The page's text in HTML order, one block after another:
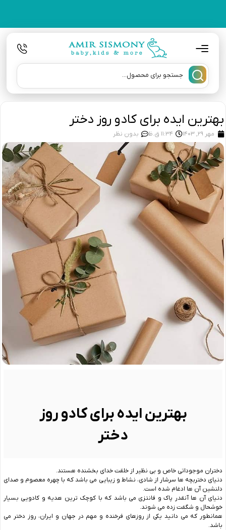
بهترین ایده برای کادو روز دختر
مهر 29, 1403 11:34 ق.ظ بدون نظر
بهترین ایده برای کادو روز
دختر
دختران موجوداتی خاص و بی نظیر از خلقت خدای بخشنده هستند.
دنیای دختربچه ها سرشار از شادی، نشاط و زیبایی می باشد که با چهره معصوم و صدای
دلنشین آن ها ادغام شده است.
دنیای آن ها آنقدر پاک و فانتزی می باشد که با کوچک ترین هدیه و کادویی بسیار
خوشحال و شگفت زده می شوند.
همانطور که می دانید یکی از روزهای فرخنده و مهم در جهان و ایران، روز دختر می
باشد.